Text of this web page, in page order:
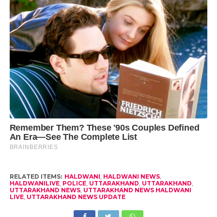
RELATED ITEMS: HALDWANI HALDWANI NEWS,
HALDWANILIVE, POLICE, UTTARAKHAND UTTARAKHAND
UTTARAKHAND NEWS, UTTARAKHAND NEWS HALDWANI
LIVE, UTTARAKHAND NEWS UPDATE